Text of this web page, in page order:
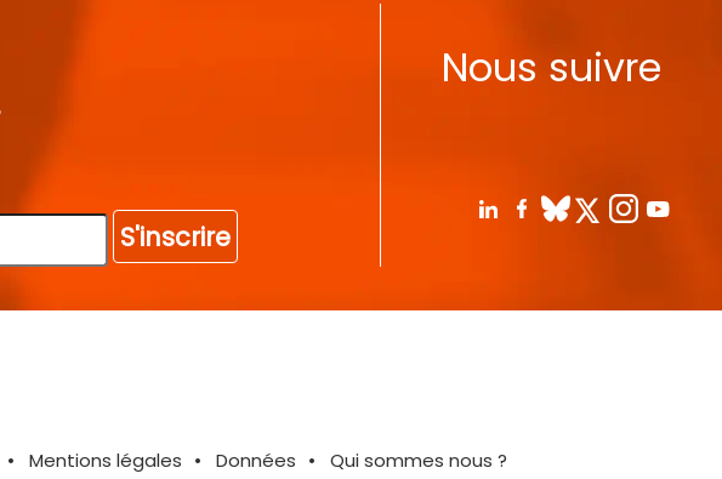
S'inscrire
Nous suivre
Mentions légales Données Qui sommes nous ?